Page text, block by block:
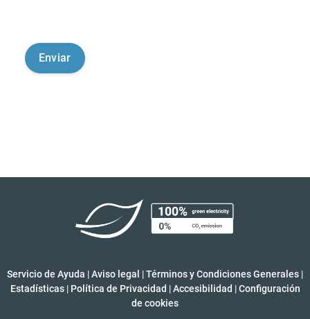
Servicio de Ayuda |Aviso legal |Términos y Condiciones Generales |
Estadísticas | Política de Privacidad | Accesibilidad | Configuración
de cookies